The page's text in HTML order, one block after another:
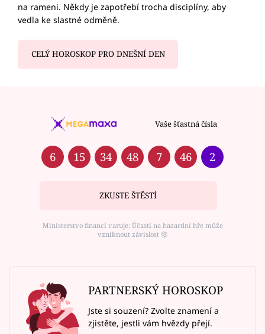
na rameni. Někdy je zapotřebí trocha disciplíny, aby
vedla ke slastné odměně.
CELÝ HOROSKOP PRO DNEŠNÍ DEN
Vaše šťastná čísla
6 15 34 48 7 46 2
ZKUSTE ŠTĚSTÍ
Ministerstvo financí varuje: Účastí na hazardní hře může
vzniknout závislost ⑱
PARTNERSKÝ HOROSKOP
Jste si souzení? Zvolte znamení a
zjistěte, jestli vám hvězdy přejí.